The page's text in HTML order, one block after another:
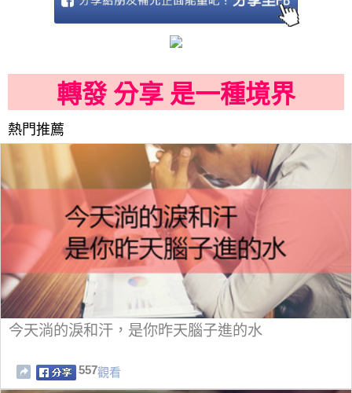
轉發 分享 是一種境界
熱門推薦
今天淌的淚和汗，是你昨天腦子進的水
557觀看